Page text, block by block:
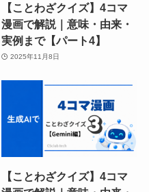
【ことわざクイズ】4コマ
漫画で解説｜意味・由来・
実例まで【パート4】
2025年11月8日
【ことわざクイズ】4コマ